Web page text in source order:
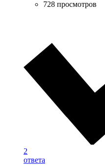
728 просмотров
2
ответа